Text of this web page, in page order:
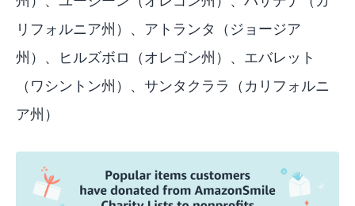
リフォルニア州）、アトランタ（ジョージア
州）、ヒルズボロ（オレゴン州）、エバレット
（ワシントン州）、サンタクララ（カリフォルニ
ア州）